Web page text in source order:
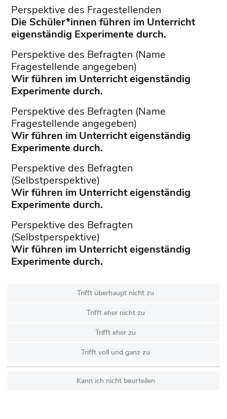
Perspektive des Fragestellenden
Die Schüler*innen führen im Unterricht
eigenständig Experimente durch.
Perspektive des Befragten (Name
Fragestellende angegeben)
Wir führen im Unterricht eigenständig
Experimente durch.
Perspektive des Befragten (Name
Fragestellende angegeben)
Wir führen im Unterricht eigenständig
Experimente durch.
Perspektive des Befragten
(Selbstperspektive)
Wir führen im Unterricht eigenständig
Experimente durch.
Perspektive des Befragten
(Selbstperspektive)
Wir führen im Unterricht eigenständig
Experimente durch.
Trifft überhaupt nicht zu
Trifft eher nicht zu
Trifft eher zu
Trifft voll und ganz zu
Kann ich nicht beurteilen